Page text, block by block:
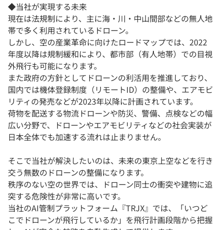
◆当社が実現する未来
現在は法規制により、主に海・川・中山間部などの無人地
帯で多く利用されているドローン。
しかし、空の産業革命に向けたロードマップでは、2022
年度以降は規制緩和により、都市部（有人地帯）での目視
外飛行も可能になります。
また政府の方針としてドローンの利活用を推進しており、
国内では機体登録制度（リモートID）の整備や、エアモビ
リティの発売などが2023年以降に計画されています。
荷物を配送する物流ドローンや防災、警備、点検などの幅
広い分野で、ドローンやエアモビリティなどの社会実装が
日本全体でも加速する流れは止まりません。
そこで当社が解決したいのは、未来の東京上空などを行き
交う無数のドローンの整備になります。
秩序のない空の世界では、ドローン同士の衝突や建物に追
突する危険性が非常に高いです。
当社のAI管制プラットフォーム『TRJX』では、「いつど
こでドローンが飛行しているか」を飛行計画段階から把握